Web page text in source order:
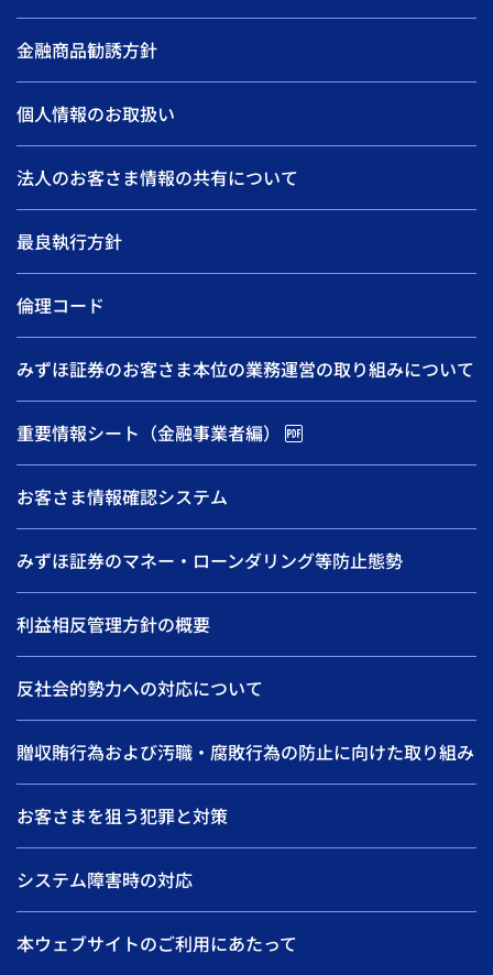
金融商品勧誘方針
個人情報のお取扱い
法人のお客さま情報の共有について
最良執行方針
倫理コード
みずほ証券のお客さま本位の業務運営の取り組みについて
重要情報シート（金融事業者編）
お客さま情報確認システム
みずほ証券のマネー・ローンダリング等防止態勢
利益相反管理方針の概要
反社会的勢力への対応について
贈収賄行為および汚職・腐敗行為の防止に向けた取り組み
お客さまを狙う犯罪と対策
システム障害時の対応
本ウェブサイトのご利用にあたって